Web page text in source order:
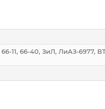
11, 66-40, ЗиЛ, ЛиАЗ-6977,